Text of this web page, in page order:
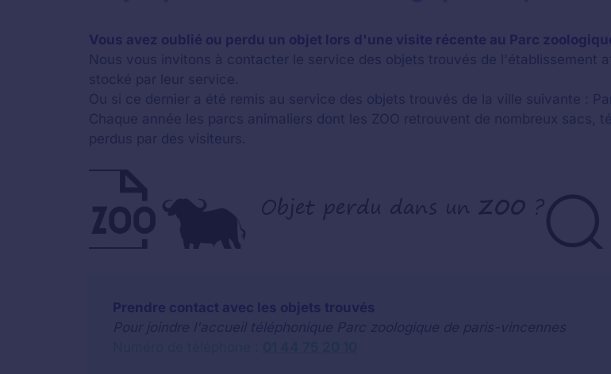
Vous avez oublié ou perdu un objet lors d'une visite récente au Parc
Nous vous invitons à contacter le service des objets trouvés de l'établissement
stocké par leur service.
Ou si ce dernier a été remis au service des objets trouvés de la ville suivante :
Chaque année les parcs animaliers dont les ZOO retrouvent de nombreux
perdus par des visiteurs.
Prendre contact avec les objets trouvés